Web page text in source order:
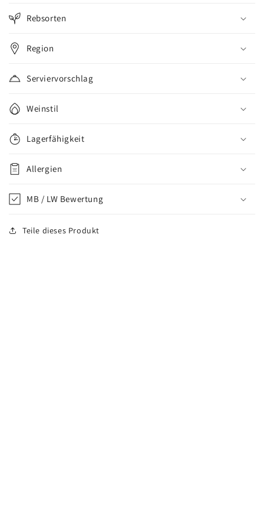
Rebsorten
Region
Serviervorschlag
Weinstil
Lagerfähigkeit
Allergien
MB / LW Bewertung
Teile dieses Produkt